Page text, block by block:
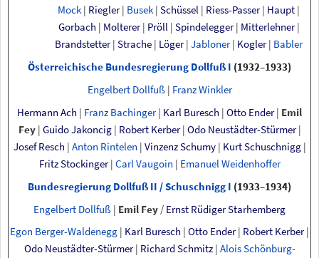
Mock | Riegler | Busek | Schüssel | Riess-Passer | Haupt |
Gorbach | Molterer | Pröll | Spindelegger | Mitterlehner |
Brandstetter | Strache | Löger | Jabloner | Kogler | Babler
Österreichische Bundesregierung Dollfuß I (1932–1933)
Engelbert Dollfuß | Franz Winkler
Hermann Ach | Franz Bachinger | Karl Buresch | Otto Ender | Emil
Fey | Guido Jakoncig | Robert Kerber | Odo Neustädter-Stürmer |
Josef Resch | Anton Rintelen | Vinzenz Schumy | Kurt Schuschnigg |
Fritz Stockinger | Carl Vaugoin | Emanuel Weidenhoffer
Bundesregierung Dollfuß II / Schuschnigg I (1933–1934)
Engelbert Dollfuß | Emil Fey / Ernst Rüdiger Starhemberg
Egon Berger-Waldenegg | Karl Buresch | Otto Ender | Robert Kerber |
Odo Neustädter-Stürmer | Richard Schmitz | Alois Schönburg-